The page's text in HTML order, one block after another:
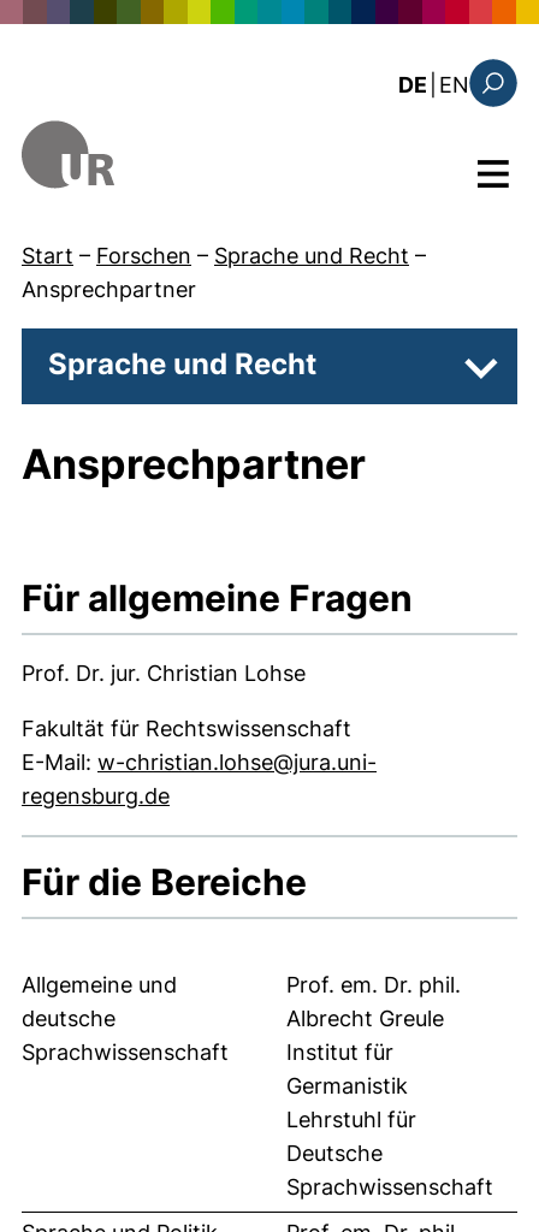
DE EN: the
Menü
Start – Forschen – Sprache und Recht –
Ansprechpartner
Sprache und Recht
Ansprechpartner
Für allgemeine Fragen
Prof. Dr. jur. Christian Lohse
Fakultät für Rechtswissenschaft
E-Mail: w-christian.lohse@jura.uni-
regensburg.de(öffnet Ihr E-Mail-Programm)
Für die Bereiche
Allgemeine und
deutsche
Sprachwissenschaft
Prof. em. Dr. phil.
Albrecht Greule
Institut für
Germanistik
Lehrstuhl für
Deutsche
Sprachwissenschaft